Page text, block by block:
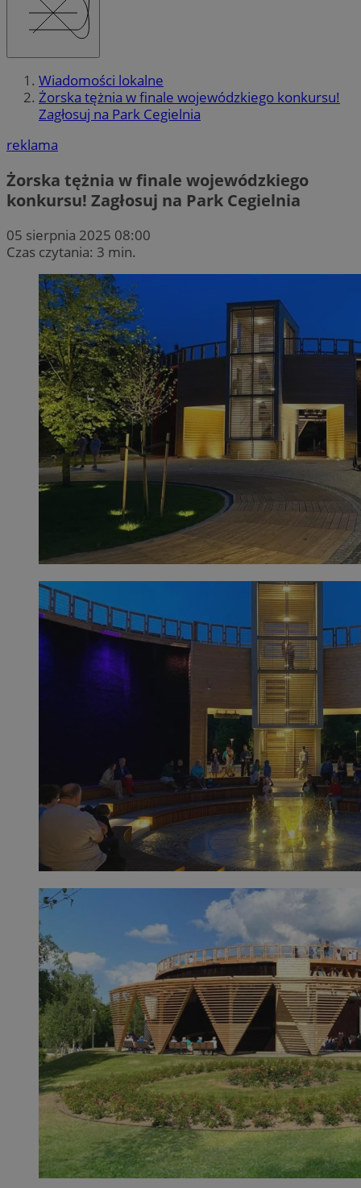
Wiadomości lokalne
Żorska tężnia w finale wojewódzkiego konkursu!
Zagłosuj na Park Cegielnia
reklama
Żorska tężnia w finale wojewódzkiego
konkursu! Zagłosuj na Park Cegielnia
05 sierpnia 2025 08:00
Czas czytania: 3 min.